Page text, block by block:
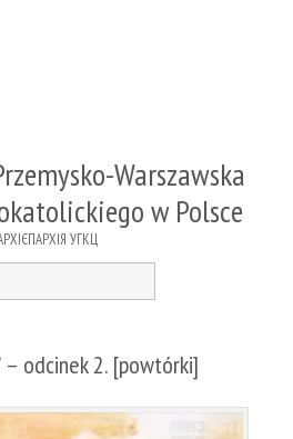
Warszawska
w Polsce
УГКЦ
– odcinek 2. [powtórki]